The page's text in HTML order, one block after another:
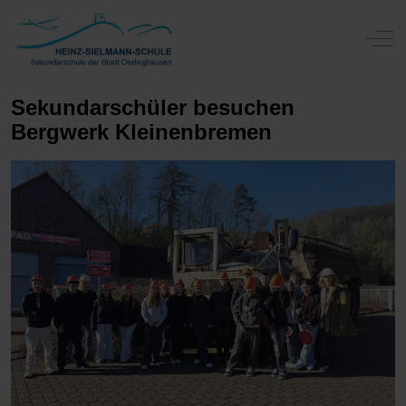
Off-
Sekundarschüler besuchen
Bergwerk Kleinenbremen